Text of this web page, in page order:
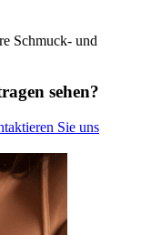
Schmuck- und
sehen?
Sie uns